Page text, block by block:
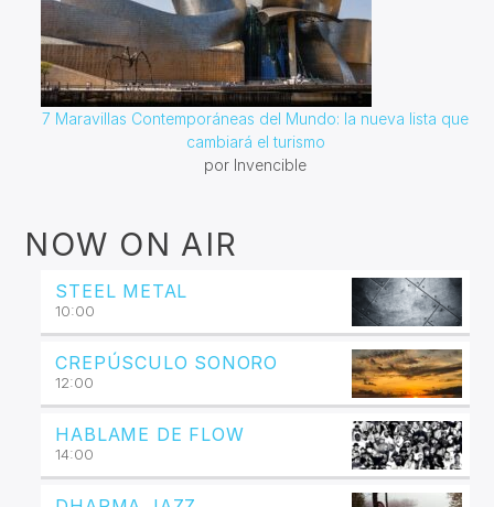
7 Maravillas Contemporáneas del Mundo: la nueva lista que
cambiará el turismo
por Invencible
NOW ON AIR
STEEL METAL
10:00
CREPÚSCULO SONORO
12:00
HABLAME DE FLOW
14:00